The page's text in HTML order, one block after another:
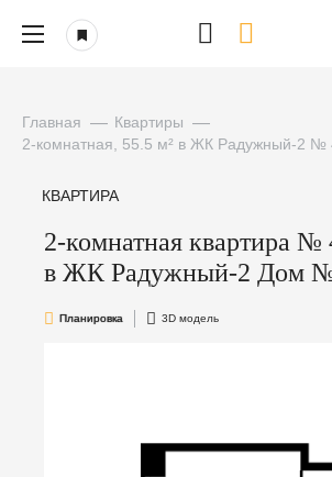
Главная
Квартиры
2-комнатная, 55.5 м² в ЖК Радужный-2 №
КВАРТИРА
2-комнатная квартира №
в ЖК Радужный-2 Дом
Планировка 3D модель